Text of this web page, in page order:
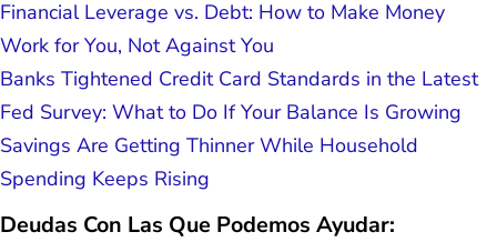
Financial Leverage vs. Debt: How to Make Money
Work for You, Not Against You
Banks Tightened Credit Card Standards in the Latest
Fed Survey: What to Do If Your Balance Is Growing
Savings Are Getting Thinner While Household
Spending Keeps Rising
Deudas Con Las Que Podemos Ayudar: